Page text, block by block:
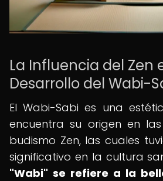
La Influencia del Zen
Desarrollo del Wabi-
El Wabi-Sabi es una
encuentra su origen en
budismo Zen, las cuales
significativo en la cultura
"Wabi" se refiere a la